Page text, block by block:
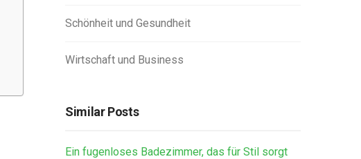
Schönheit und Gesundheit
Wirtschaft und Business
Similar Posts
Ein fugenloses Badezimmer, das für Stil sorgt